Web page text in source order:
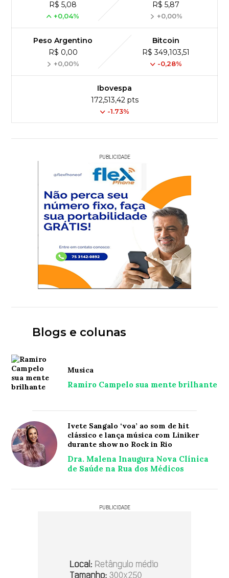
R$ 5,08
+0,04%
R$ 5,87
+0,00%
Peso Argentino
R$ 0,00
+0,00%
Bitcoin
R$ 349,103,51
-0,28%
Ibovespa
172,513,42 pts
-1.73%
PUBLICIDADE
Blogs e colunas
Musica
Ramiro Campelo sua mente brilhante
Ivete Sangalo ‘voa’ ao som de hit
clássico e lança música com Liniker
durante show no Rock in Rio
Dra. Malena Inaugura Nova Clínica
de Saúde na Rua dos Médicos
PUBLICIDADE